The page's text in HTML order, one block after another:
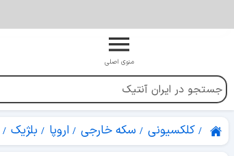
منوی اصلی
کلکسیونی سکه خارجی اروپا بلژیک